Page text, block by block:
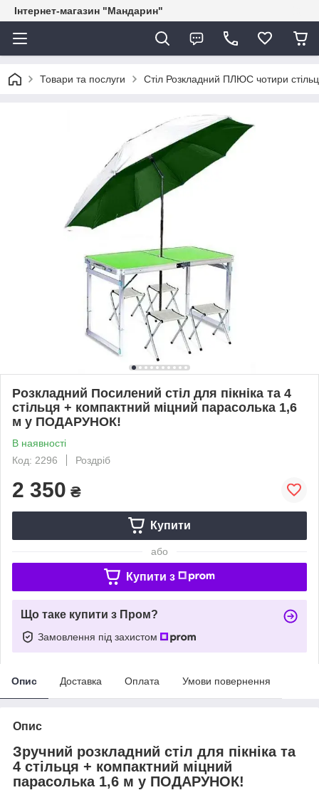
Інтернет-магазин "Мандарин"
Товари та послуги Стіл Розкладний ПЛЮС чотири
Розкладний Посилений стіл для пікніка та 4
стільця + компактний міцний парасолька 1,6
м у ПОДАРУНОК!
В наявності
Код: 2296
Роздріб
2 350 ₴
Купити
або
Купити з
Що таке купити з Пром?
Замовлення під захистом
Опис Доставка Оплата Умови повернення
Опис
Зручний розкладний стіл для пікніка та
4 стільця + компактний міцний
парасолька 1,6 м у ПОДАРУНОК!